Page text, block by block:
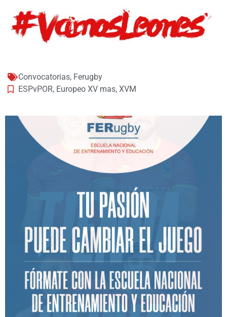
Convocatorias, Ferugby
ESPvPOR, Europeo XV mas, XVM